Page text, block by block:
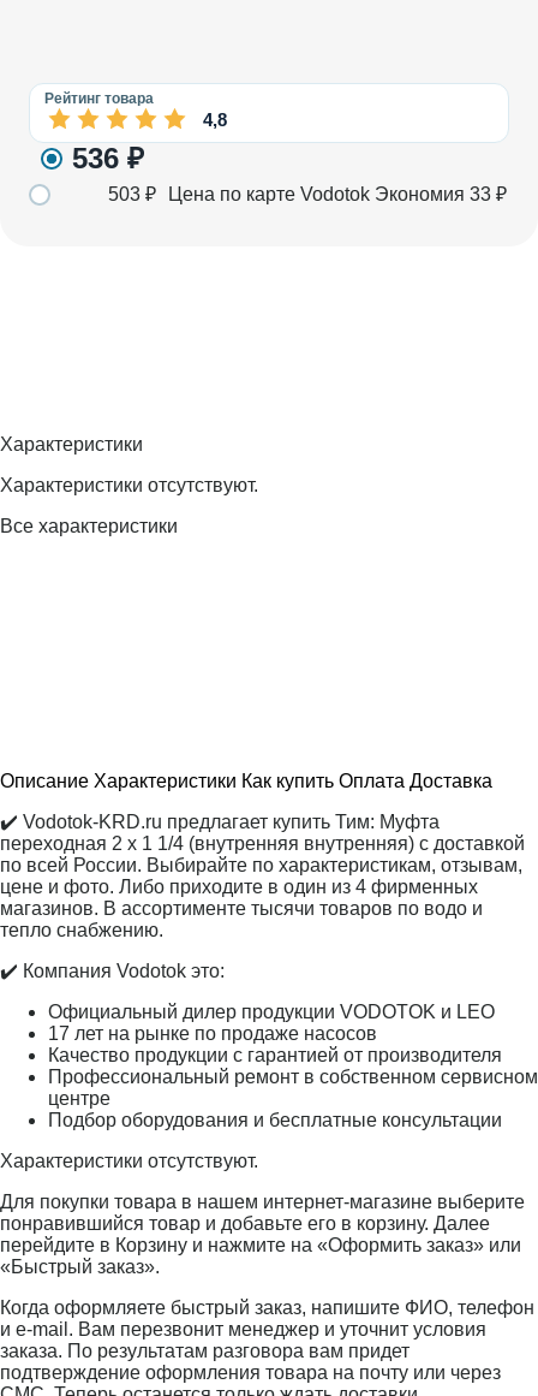
Рейтинг товара
4,8
536 ₽
503 ₽ Цена по карте Vodotok Экономия 33 ₽
Характеристики
Характеристики отсутствуют.
Все характеристики
Описание Характеристики Как купить Оплата Доставка
✔️ Vodotok-KRD.ru предлагает купить Тим: Муфта
переходная 2 х 1 1/4 (внутренняя внутренняя) с доставкой
по всей России. Выбирайте по характеристикам, отзывам,
цене и фото. Либо приходите в один из 4 фирменных
магазинов. В ассортименте тысячи товаров по водо и
тепло снабжению.
✔️ Компания Vodotok это:
Официальный дилер продукции VODOTOK и LEO
17 лет на рынке по продаже насосов
Качество продукции с гарантией от производителя
Профессиональный ремонт в собственном сервисном
центре
Подбор оборудования и бесплатные консультации
Характеристики отсутствуют.
Для покупки товара в нашем интернет-магазине выберите
понравившийся товар и добавьте его в корзину. Далее
перейдите в Корзину и нажмите на «Оформить заказ» или
«Быстрый заказ».
Когда оформляете быстрый заказ, напишите ФИО, телефон
и e-mail. Вам перезвонит менеджер и уточнит условия
заказа. По результатам разговора вам придет
подтверждение оформления товара на почту или через